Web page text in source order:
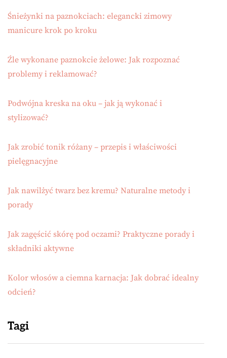
Śnieżynki na paznokciach: elegancki zimowy
manicure krok po kroku
Źle wykonane paznokcie żelowe: Jak rozpoznać
problemy i reklamować?
Podwójna kreska na oku – jak ją wykonać i
stylizować?
Jak zrobić tonik różany – przepis i właściwości
pielęgnacyjne
Jak nawilżyć twarz bez kremu? Naturalne metody i
porady
Jak zagęścić skórę pod oczami? Praktyczne porady i
składniki aktywne
Kolor włosów a ciemna karnacja: Jak dobrać idealny
odcień?
Tagi